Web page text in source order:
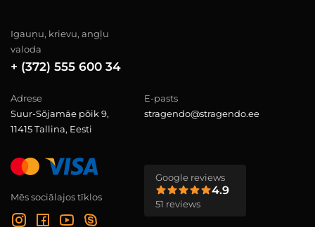
Igauņu, krievu, angļu
valoda
+ (372) 555 600 34
Adrese
Suur-Sõjamäe põik 9,
11415 Tallina, Eesti
E-pasts
stragendo@stragendo.ee
Mēs sociālajos tīklos
Google reviews
4.9
51 reviews